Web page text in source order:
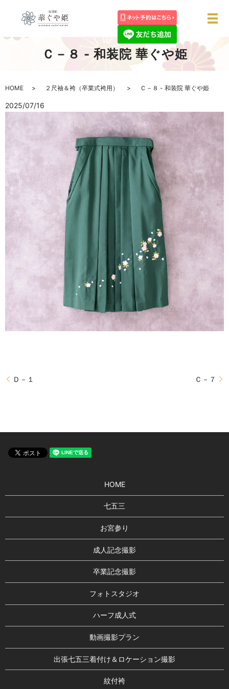
メ
Ｃ－８ - 和装院 華ぐや姫
HOME ２尺袖＆袴（卒業式袴用） Ｃ－８ - 和装院 華ぐや姫
2025/07/16
Ｄ－１ Ｃ－７
HOME
七五三
お宮参り
成人記念撮影
卒業記念撮影
フォトスタジオ
ハーフ成人式
動画撮影プラン
出張七五三着付け＆ロケーション撮影
紋付袴